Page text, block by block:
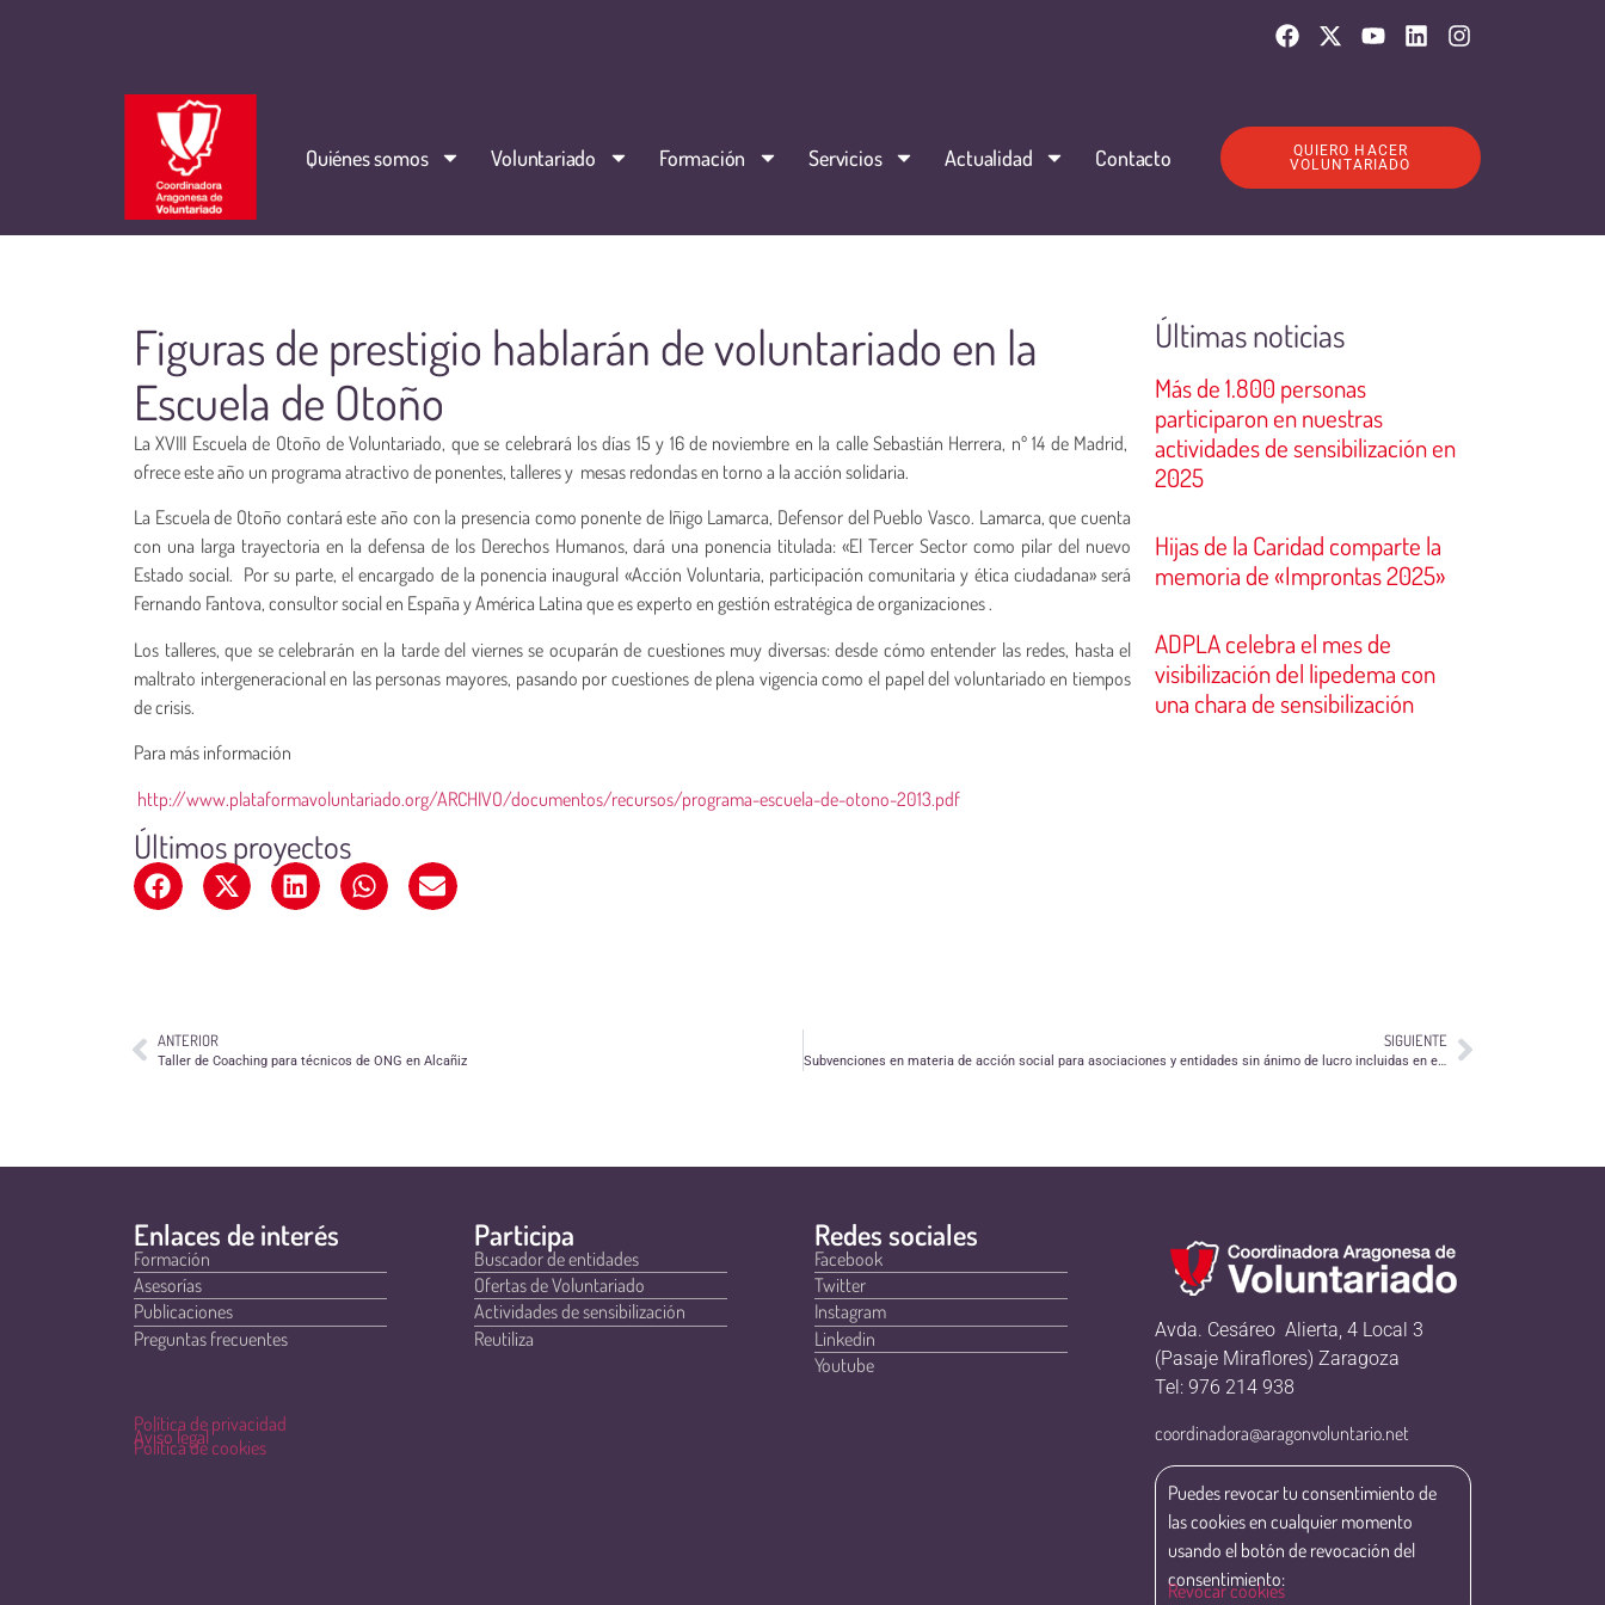
Quiénes somos Voluntariado Formación Servicios Actualidad Contacto
QUIERO HACER
VOLUNTARIADO
Figuras de prestigio hablarán de voluntariado en la
Escuela de Otoño
La XVIII Escuela de Otoño de Voluntariado, que se celebrará los días 15 y 16 de noviembre en la calle Sebastián Herrera, nº 14 de Madrid,
ofrece este año un programa atractivo de ponentes, talleres y mesas redondas en torno a la acción solidaria.
La Escuela de Otoño contará este año con la presencia como ponente de Iñigo Lamarca, Defensor del Pueblo Vasco. Lamarca, que cuenta
con una larga trayectoria en la defensa de los Derechos Humanos, dará una ponencia titulada: «El Tercer Sector como pilar del nuevo
Estado social. Por su parte, el encargado de la ponencia inaugural «Acción Voluntaria, participación comunitaria y ética ciudadana» será
Fernando Fantova, consultor social en España y América Latina que es experto en gestión estratégica de organizaciones .
Los talleres, que se celebrarán en la tarde del viernes se ocuparán de cuestiones muy diversas: desde cómo entender las redes, hasta el
maltrato intergeneracional en las personas mayores, pasando por cuestiones de plena vigencia como el papel del voluntariado en tiempos
de crisis.
Para más información
http://www.plataformavoluntariado.org/ARCHIVO/documentos/recursos/programa-escuela-de-otono-2013.pdf
Últimos proyectos
Últimas noticias
Más de 1.800 personas
participaron en nuestras
actividades de sensibilización en
2025
Hijas de la Caridad comparte la
memoria de «Improntas 2025»
ADPLA celebra el mes de
visibilización del lipedema con
una chara de sensibilización
ANTERIOR
Taller de Coaching para técnicos de ONG en Alcañiz
SIGUIENTE
Subvenciones en materia de acción social para asociaciones y entidades sin ánimo de lucro incluidas en el ámbito de la Comarca de la Ribera Baja del Ebro para el ejercicio 2013
Enlaces de interés
Formación
Asesorías
Publicaciones
Preguntas frecuentes
Política de privacidad
Aviso legal
Política de cookies
Participa
Buscador de entidades
Ofertas de Voluntariado
Actividades de sensibilización
Reutiliza
Redes sociales
Facebook
Twitter
Instagram
Linkedin
Youtube
Avda. Cesáreo Alierta, 4 Local 3
(Pasaje Miraflores) Zaragoza
Tel: 976 214 938
coordinadora@aragonvoluntario.net
Puedes revocar tu consentimiento de
las cookies en cualquier momento
usando el botón de revocación del
consentimiento:
Revocar cookies